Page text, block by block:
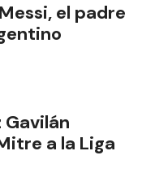
el padre
a la Liga